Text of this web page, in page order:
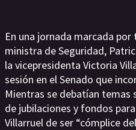
En una jornada marcada
ministra de Seguridad,
la vicepresidenta Victoria
sesión en el Senado que
Mientras se debatían temas
de jubilaciones y fondos
Villarruel de ser “cómplice